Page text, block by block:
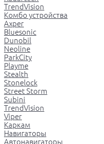
TrendVision
Комбо устройства
Axper
Bluesonic
Dunobil
Neoline
ParkCity
Playme
Stealth
Stonelock
Street Storm
Subini
TrendVision
Viper
Каркам
Навигаторы
Автонавигаторы